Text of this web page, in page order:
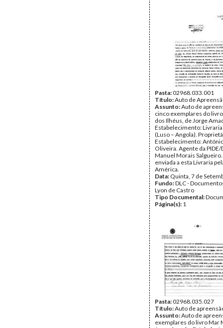
Pasta:02968.033.001
Título:Auto de
Assunto:Auto de
cinco exemplares do livro
dos Ilhéus, de Jorge
Estabelecimento:
(Luso – Angola).
Estabelecimento:
Oliveira. Agente da PIDE/
Manuel Morais
enviada a esta Livraria
América.
Data: Quinta, 7 de
Fundo:DLC -
Lyon de Castro
Tipo Documental:
Página(s): 1
Pasta:02968.035.027
Título:Auto de
Assunto:Auto de
exemplares do livro Mar